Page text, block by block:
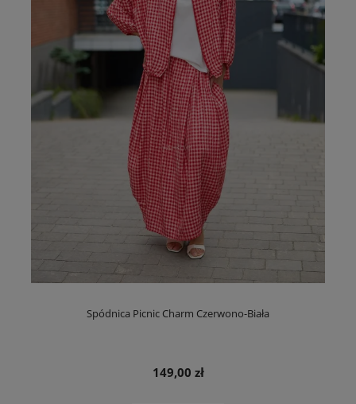
Spódnica Picnic Charm Czerwono-Biała
149,00 zł